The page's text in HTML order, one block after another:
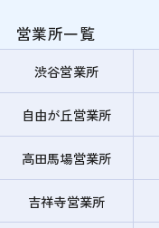
営業所一覧
渋谷営業所
自由が丘営業所
高田馬場営業所
吉祥寺営業所